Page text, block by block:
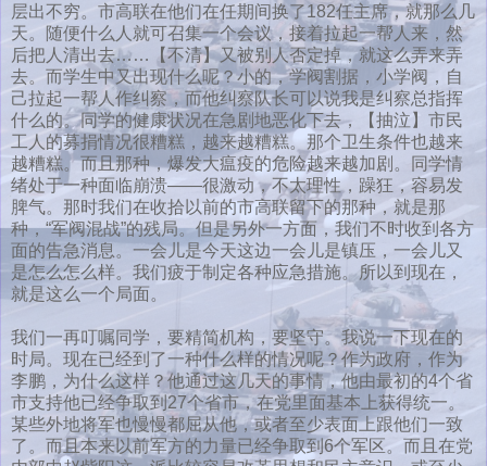
层出不穷。市高联在他们在任期间换了182任主席，就那么几
天。随便什么人就可召集一个会议，接着拉起一帮人来，然
后把人清出去……【不清】又被别人否定掉，就这么弄来弄
去。而学生中又出现什么呢？小的，学阀割据，小学阀，自
己拉起一帮人作纠察，而他纠察队长可以说我是纠察总指挥
什么的。同学的健康状况在急剧地恶化下去，【抽泣】市民
工人的募捐情况很糟糕，越来越糟糕。那个卫生条件也越来
越糟糕。而且那种，爆发大瘟疫的危险越来越加剧。同学情
绪处于一种面临崩溃——很激动，不太理性，躁狂，容易发
脾气。那时我们在收拾以前的市高联留下的那种，就是那
种，“军阀混战”的残局。但是另外一方面，我们不时收到各方
面的告急消息。一会儿是今天这边一会儿是镇压，一会儿又
是怎么怎么样。我们疲于制定各种应急措施。所以到现在，
就是这么一个局面。
我们一再叮嘱同学，要精简机构，要坚守。我说一下现在的
时局。现在已经到了一种什么样的情况呢？作为政府，作为
李鹏，为什么这样？他通过这几天的事情，他由最初的4个省
市支持他已经争取到27个省市，在党里面基本上获得统一。
某些外地将军也慢慢都屈从他，或者至少表面上跟他们一致
了。而且本来以前军方的力量已经争取到6个军区。而且在党